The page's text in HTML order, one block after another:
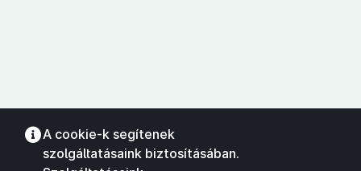
A cookie-k segítenek
szolgáltatásaink biztosításában.